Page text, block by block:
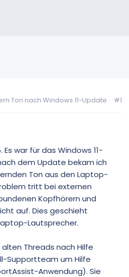
Ton nach Windows 11-Update
#1
Es war für das Windows 11-
dem Update bekam ich
Ton aus den Laptop-
tritt bei externen
Kopfhörern und
auf. Dies geschieht
Lautsprecher.
Threads nach Hilfe
Supportteam um Hilfe
Anwendung). Sie